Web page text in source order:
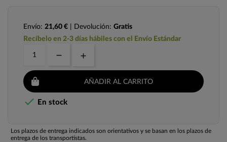
Envío: 21,60 € | Devolución: Gratis
Recíbelo en 2-3 días hábiles con el Envío Estándar
AÑADIR AL CARRITO
 En stock
Los plazos de entrega indicados son orientativos y se basan en los plazos de
entrega de los transportistas.